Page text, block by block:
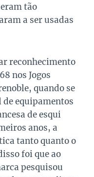
tão
a ser usadas
reconhecimento
nos Jogos
quando se
equipamentos
de esqui
anos, a
tanto quanto o
foi que ao
pesquisou